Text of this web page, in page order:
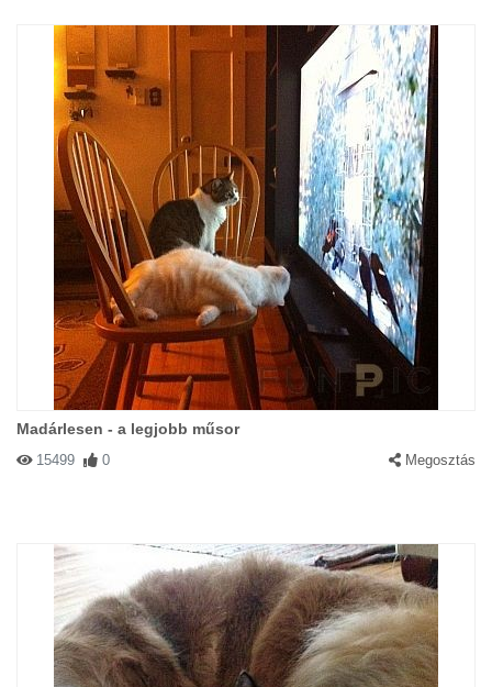
Madárlesen - a legjobb műsor
15499 0 Megosztás